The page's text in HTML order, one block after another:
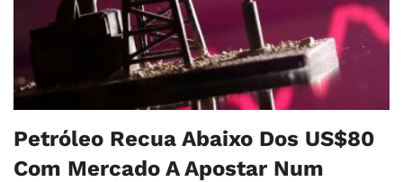
Petróleo Recua Abaixo Dos US$80
Com Mercado A Apostar Num